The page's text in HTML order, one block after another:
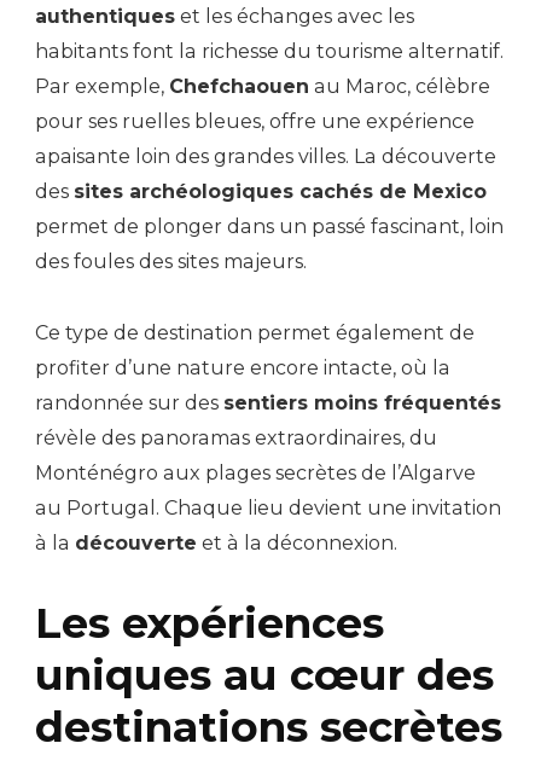
authentiques et les échanges avec les
habitants font la richesse du tourisme alternatif.
Par exemple, Chefchaouen au Maroc, célèbre
pour ses ruelles bleues, offre une expérience
apaisante loin des grandes villes. La découverte
des sites archéologiques cachés de Mexico
permet de plonger dans un passé fascinant, loin
des foules des sites majeurs.
Ce type de destination permet également de
profiter d’une nature encore intacte, où la
randonnée sur des sentiers moins fréquentés
révèle des panoramas extraordinaires, du
Monténégro aux plages secrètes de l’Algarve
au Portugal. Chaque lieu devient une invitation
à la découverte et à la déconnexion.
Les expériences
uniques au cœur des
destinations secrètes